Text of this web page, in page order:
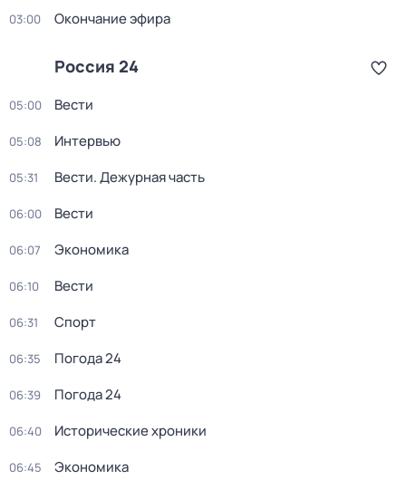
03:00 Окончание эфира
Россия 24
05:00 Вести
05:08 Интервью
05:31 Вести. Дежурная часть
06:00 Вести
06:07 Экономика
06:10 Вести
06:31 Спорт
06:35 Погода 24
06:39 Погода 24
06:40 Исторические хроники
06:45 Экономика